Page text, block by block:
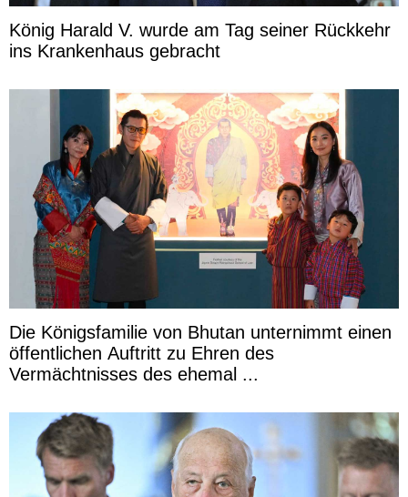
König Harald V. wurde am Tag seiner Rückkehr
ins Krankenhaus gebracht
Die Königsfamilie von Bhutan unternimmt einen
öffentlichen Auftritt zu Ehren des
Vermächtnisses des ehemal ...